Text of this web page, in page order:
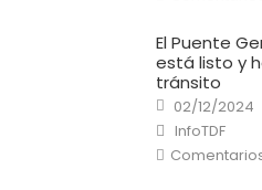
El Puente
está listo y
tránsito
Posted
on
02/12/2024
Author
InfoTDF